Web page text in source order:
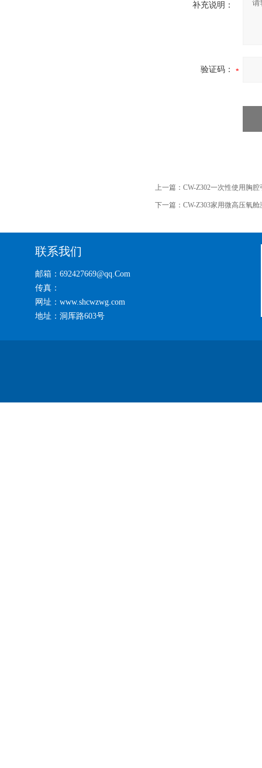
补充说明：
验证码：
上一篇： CW-Z302一次性使用胸
下一篇： CW-Z303家用微高压氧
联系我们
邮箱：692427669@qq.Com
传真：
网址：www.shcwzwg.com
地址：洞厍路603号